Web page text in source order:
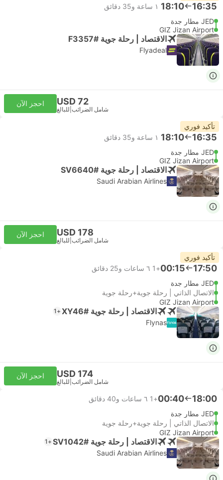
16:35
18:10 ١ ساعة و‫35 دقائق
JED مطار جدة
GIZ Jizan Airport
الاقتصاد | رحلة جوية #F3357
Flyadeal
USD 72
شامل الضرائب للبالغ
احجز الآن
تأكيد فوري
16:35
18:10 ١ ساعة و‫35 دقائق
JED مطار جدة
GIZ Jizan Airport
الاقتصاد | رحلة جوية #SV6640
Saudi Arabian Airlines
USD 178
شامل الضرائب للبالغ
احجز الآن
تأكيد فوري
17:50
00:15
+1
٦ ساعات و‫25 دقائق
JED مطار جدة
الاتصال الذاتي | رحلة جوية+رحلة جوية
GIZ Jizan Airport
الاقتصاد | رحلة جوية #XY46 +1
Flynas
USD 174
شامل الضرائب للبالغ
احجز الآن
18:00
00:40
+1
٦ ساعات و‫40 دقائق
JED مطار جدة
الاتصال الذاتي | رحلة جوية+رحلة جوية
GIZ Jizan Airport
الاقتصاد | رحلة جوية #SV1042 +1
Saudi Arabian Airlines